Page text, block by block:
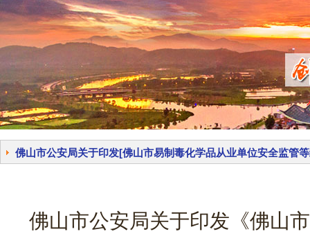
佛山市公安局关于印发[佛山市易制毒化学品从业单位安全监管
佛山市公安局关于印发《佛山